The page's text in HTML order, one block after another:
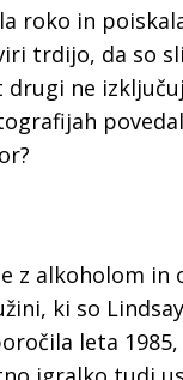
roko in
trdijo, da so
ne
z alkoholom
ki so
leta